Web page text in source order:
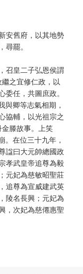
安舊府，以其地勢
罷。
召皇二子弘恩侯謂
之宜修仁政，以
任，共圖庶政。
與卿等志氣相期，
協輔，以光祖宗之
滕故事。上笑
。在位三十九年，
諡曰大元帥總國政
孝武皇帝追尊為毅
元妃為慈敏昭聖莊
追尊為宣威建武英
陵名長興；元妃為
，次妃為慈僊惠聖